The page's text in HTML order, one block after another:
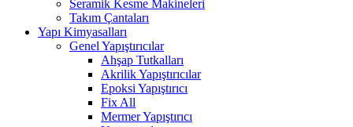
Seramik Kesme Makineleri
Takım Çantaları
Yapı Kimyasalları
Genel Yapıştırıcılar
Ahşap Tutkalları
Akrilik Yapıştırıcılar
Epoksi Yapıştırıcı
Fix All
Mermer Yapıştırıcı